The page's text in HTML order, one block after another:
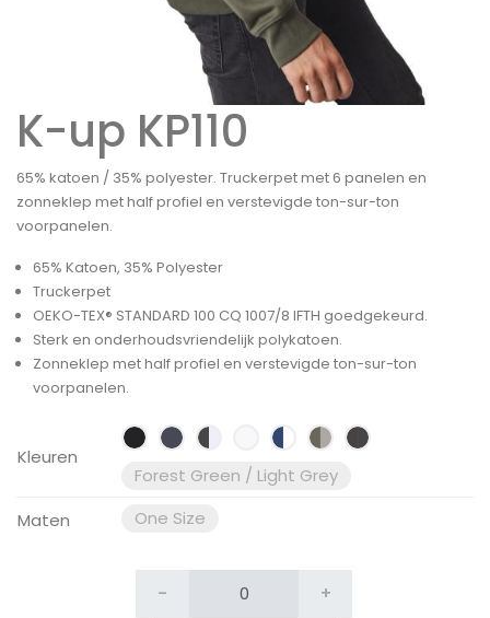
K-up KP110
65% katoen / 35% polyester. Truckerpet met 6 panelen en
zonneklep met half profiel en verstevigde ton-sur-ton
voorpanelen.
65% Katoen, 35% Polyester
Truckerpet
OEKO-TEX® STANDARD 100 CQ 1007/8 IFTH goedgekeurd.
Sterk en onderhoudsvriendelijk polykatoen.
Zonneklep met half profiel en verstevigde ton-sur-ton
voorpanelen.
Kleuren
Forest Green / Light Grey
Maten
One Size
- +